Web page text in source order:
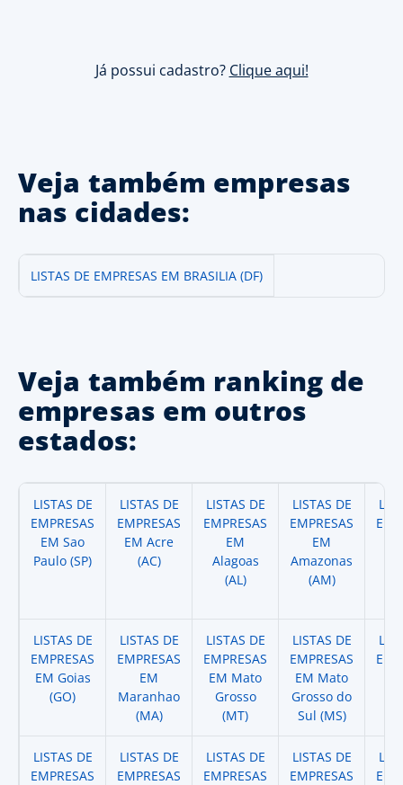
Já possui cadastro? Clique aqui!
Veja também empresas
nas cidades:
LISTAS DE EMPRESAS EM BRASILIA (DF)
Veja também ranking de
empresas em outros
estados:
LISTAS DE
EMPRESAS
EM Sao
Paulo (SP)
LISTAS DE
EMPRESAS
EM Acre
(AC)
LISTAS DE
EMPRESAS
EM
Alagoas
(AL)
LISTAS DE
EMPRESAS
EM
Amazonas
(AM)
LISTAS DE
EMPRESAS
EM Goias
(GO)
LISTAS DE
EMPRESAS
EM
Maranhao
(MA)
LISTAS DE
EMPRESAS
EM Mato
Grosso
(MT)
LISTAS DE
EMPRESAS
EM Mato
Grosso do
Sul (MS)
LISTAS DE
EMPRESAS
LISTAS DE
EMPRESAS
LISTAS DE
EMPRESAS
LISTAS DE
EMPRESAS